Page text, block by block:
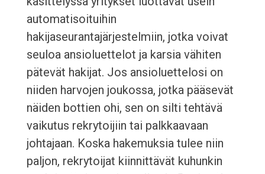
automatisoituihin
hakijaseurantajärjestelmiin, jotka voivat
seuloa ansioluettelot ja karsia vähiten
pätevät hakijat. Jos ansioluettelosi on
niiden harvojen joukossa, jotka pääsevät
näiden bottien ohi, sen on silti tehtävä
vaikutus rekrytoijiin tai palkkaavaan
johtajaan. Koska hakemuksia tulee niin
paljon, rekrytoijat kiinnittävät kuhunkin